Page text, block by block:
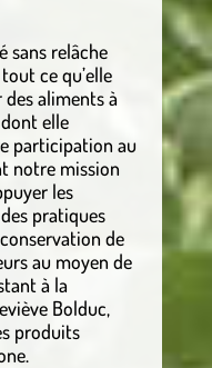
sans relâche
ce qu’elle
des aliments à
elle
participation au
notre mission
les
pratiques
de
au moyen de
à la
Bolduc,
produits